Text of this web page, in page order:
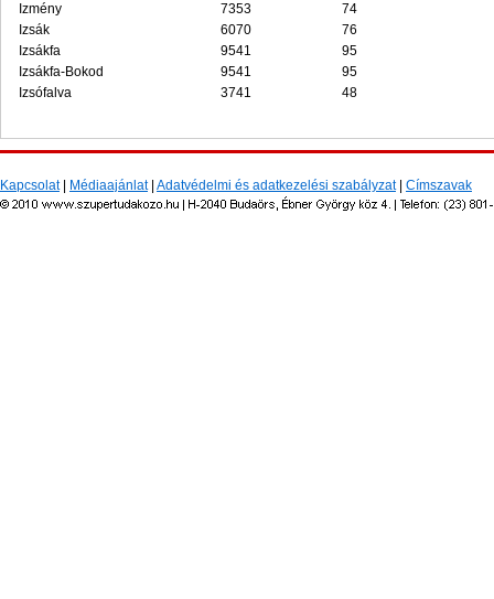
Izmény
7353
74
Izsák
6070
76
Izsákfa
9541
95
Izsákfa-Bokod
9541
95
Izsófalva
3741 48
Kapcsolat| Médiaajánlat| Adatvédelmi és adatkezelési szabályzat| Címszavak